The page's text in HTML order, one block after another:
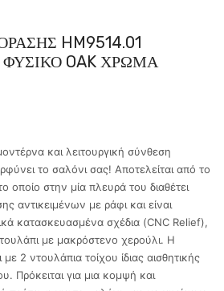
HM9514.01
OAK ΧΡΩΜΑ
και λειτουργική σύνθεση
το σαλόνι σας! Αποτελείται από το
οποίο στην μία πλευρά του διαθέτει
αντικειμένων με ράφι και είναι
κατασκευασμένα σχέδια (CNC Relief),
με μακρόστενο χερούλι. Η
2 ντουλάπια τοίχου ίδιας αισθητικής
Πρόκειται για μια κομψή και